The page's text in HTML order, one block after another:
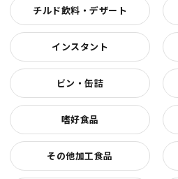
チルド飲料・デザート
インスタント
ビン・缶詰
嗜好食品
その他加工食品